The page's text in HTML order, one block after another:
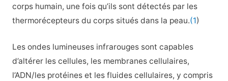
corps humain, une fois qu’ils sont détectés par les
thermorécepteurs du corps situés dans la peau.(1)
Les ondes lumineuses infrarouges sont capables
d’altérer les cellules, les membranes cellulaires,
l’ADN/les protéines et les fluides cellulaires, y compris